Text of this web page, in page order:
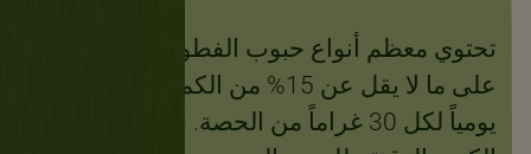
تحتوي معظم أنواع حبوب الفطور من نستله
على ما لا يقل عن 15% من الكمية الموصى بها
يومياً لكل 30 غراماً من الحصة. (للاطلاع على